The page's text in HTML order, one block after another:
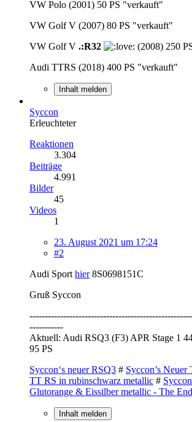
VW Polo (2001) 50 PS "verkauft"
VW Golf V (2007) 80 PS "verkauft"
VW Golf V .:R32
(2008) 250
Audi TTRS (2018) 400 PS "verkauft"
Inhalt melden
Syccon
Erleuchteter
Reaktionen
3.304
Beiträge
4.991
Bilder
45
Videos
1
23. August 2021 um 17:24
#2
Audi Sport hier8S0698151C
Gruß Syccon
-----------
Aktuell: Audi RSQ3 (F3) APR Stage 1
95 PS
Syccon‘s neuer RSQ3 # Syccon’s Neuer
TT RS in rubinschwarz metallic #
Glutorange & Eissilber metallic - The End
Inhalt melden